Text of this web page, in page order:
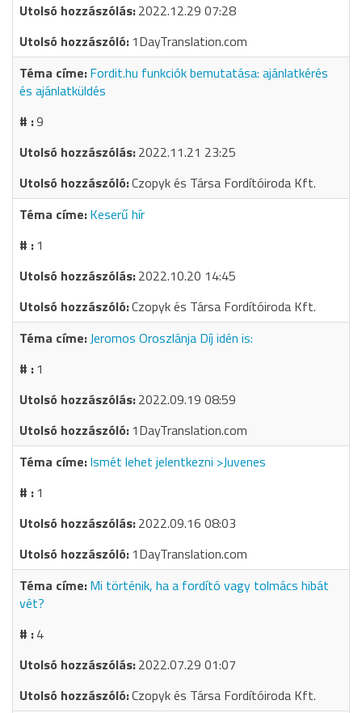
2022.12.29 07:28
1DayTranslation.com
Fordit.hu funkciók bemutatása: ajánlatkérés
és ajánlatküldés
9
2022.11.21 23:25
Czopyk és Társa Fordítóiroda Kft.
Keserű hír
1
2022.10.20 14:45
Czopyk és Társa Fordítóiroda Kft.
Jeromos Oroszlánja Díj idén is:
1
2022.09.19 08:59
1DayTranslation.com
Ismét lehet jelentkezni >Juvenes
1
2022.09.16 08:03
1DayTranslation.com
Mi történik, ha a fordító vagy tolmács hibát
vét?
4
2022.07.29 01:07
Czopyk és Társa Fordítóiroda Kft.